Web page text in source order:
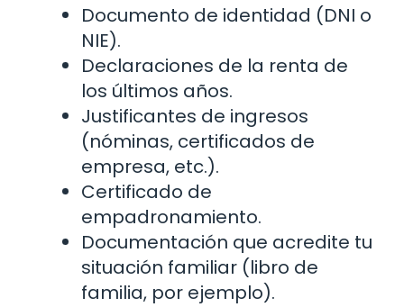
Documento de identidad (DNI o
NIE).
Declaraciones de la renta de
los últimos años.
Justificantes de ingresos
(nóminas, certificados de
empresa, etc.).
Certificado de
empadronamiento.
Documentación que acredite tu
situación familiar (libro de
familia, por ejemplo).